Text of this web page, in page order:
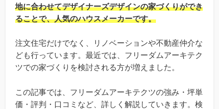
地に合わせてデザイナーズデザインの家づくりができ
ることで、人気のハウスメーカーです。
注文住宅だけでなく、リノベーションや不動産仲介な
ども行っています。最近では、フリーダムアーキテク
ツでの家づくりを検討される方が増えました。
この記事では、フリーダムアーキテクツの強み・坪単
価・評判・口コミなど、詳しく解説していきます。検